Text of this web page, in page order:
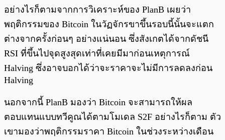
อย่างไรก็ตามจากการวิเคราะห์ของ PlanB เผยว่า
พฤติกรรมของ Bitcoin ในวัฏจักรขาขึ้นรอบนี้นั้นจะแตก
ต่างจากครั้งก่อนๆ อย่างแน่นอน ซึ่งสังเกตได้จากดัชนี
RSI ที่ขึ้นไปจุดสูงสุดเท่าที่เคยมีมาก่อนเหตุการณ์
Halving ซึ่งอาจบอกได้ว่าจะราคาจะไม่มีการลดลงก่อน
Halving
นอกจากนี้ PlanB มองว่า Bitcoin จะสามารถให้ผล
ตอบแทนแบบทวีคูณได้ตามโมเดล S2F อย่างไรก็ตาม ตัว
เขามองว่าพฤติกรรมราคา Bitcoin ในช่วงระหว่างเดือน